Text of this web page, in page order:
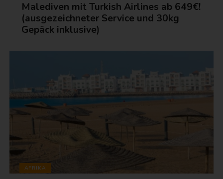
Malediven mit Turkish Airlines ab 649€!
(ausgezeichneter Service und 30kg
Gepäck inklusive)
AFRIKA